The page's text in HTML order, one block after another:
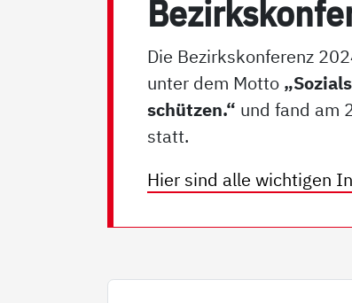
Die Bezirkskonferenz
unter dem Motto
schützen.“ und fand am
statt.
Hier sind alle wichtigen